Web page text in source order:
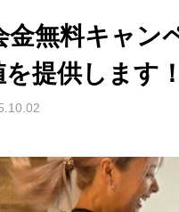
金無料キャン
提供します！